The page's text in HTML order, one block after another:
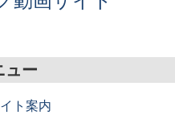
ュー
ト案内